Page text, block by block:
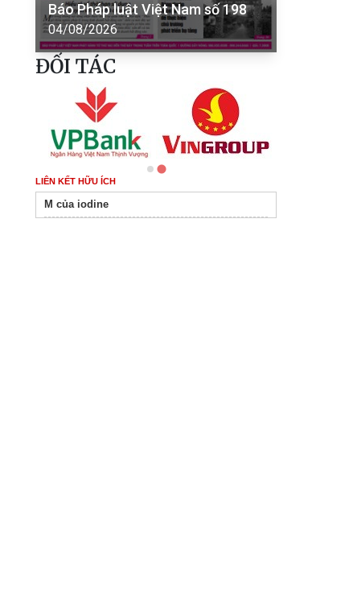
Báo Pháp luật Việt Nam số 198
04/08/2026
ĐỐI TÁC
LIÊN KẾT HỮU ÍCH
M của iodine